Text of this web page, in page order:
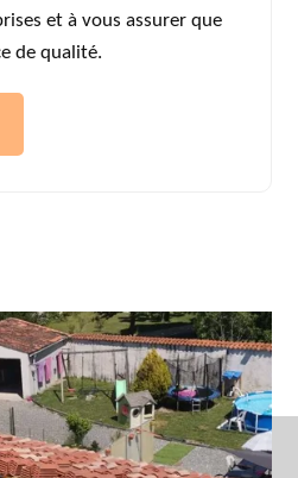
et à vous assurer que
de qualité.